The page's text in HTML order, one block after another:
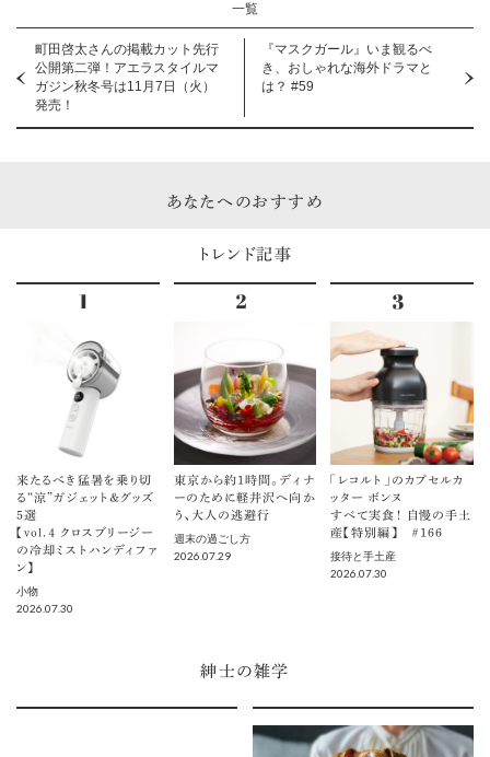
一覧
町田啓太さんの掲載カット先行
公開第二弾！アエラスタイルマ
ガジン秋冬号は11月7日（火）
発売！
『マスクガール』いま観るべ
き、おしゃれな海外ドラマと
は？ #59
あなたへのおすすめ
トレンド記事
来たるべき猛暑を乗り切
る“涼”ガジェット＆グッズ
5選
【vol.４ クロスブリージー
の冷却ミストハンディファ
ン】
小物
2026.07.30
東京から約1時間。ディナ
ーのために軽井沢へ向か
う、大人の逃避行
週末の過ごし方
2026.07.29
「レコルト」のカプセルカ
ッター ボンヌ
すべて実食！ 自慢の手土
産【特別編】 ＃166
接待と手土産
2026.07.30
紳士の雑学